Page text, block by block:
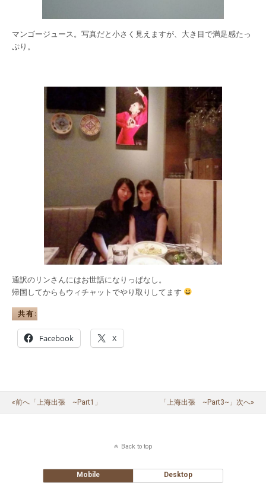
マンゴージュース。写真だと小さく見えますが、大き目で満足感たっ
ぷり。
通訳のリンさんにはお世話になりっぱなし。
帰国してからもウィチャットでやり取りしてます
共有:
Facebook X
«前へ「上海出張 ~part1」 「上海出張 ~part3~」次へ»
Back to top
Mobile Desktop